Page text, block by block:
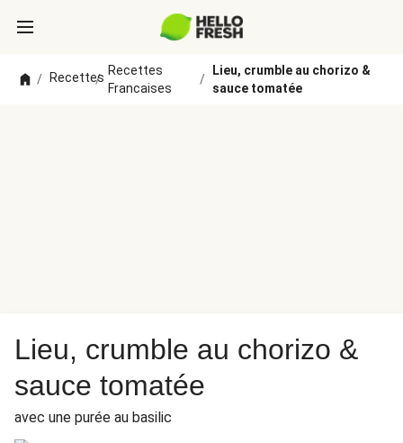
/ Recettes
/
Recettes
Francaises
/
Lieu, crumble au chorizo &
sauce tomatée
Lieu, crumble au chorizo &
sauce tomatée
avec une purée au basilic